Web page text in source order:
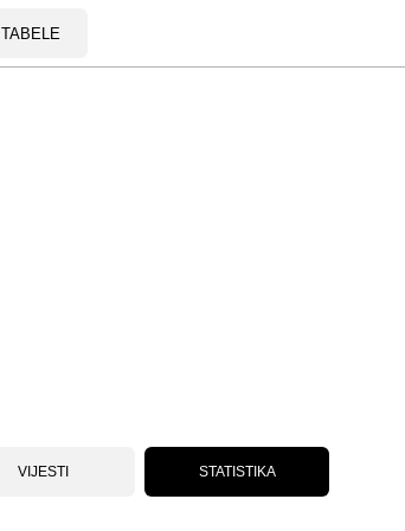
TABELE
VIJESTI STATISTIKA